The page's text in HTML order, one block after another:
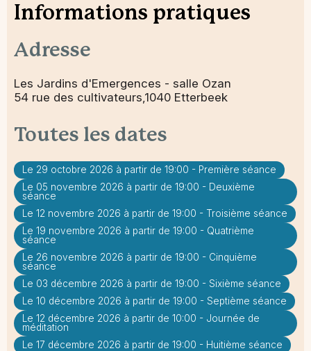
Informations pratiques
Adresse
Les Jardins d'Emergences - salle Ozan
54 rue des cultivateurs,1040 Etterbeek
Toutes les dates
Le 29 octobre 2026 à partir de 19:00 - Première séance
Le 05 novembre 2026 à partir de 19:00 - Deuxième
séance
Le 12 novembre 2026 à partir de 19:00 - Troisième séance
Le 19 novembre 2026 à partir de 19:00 - Quatrième
séance
Le 26 novembre 2026 à partir de 19:00 - Cinquième
séance
Le 03 décembre 2026 à partir de 19:00 - Sixième séance
Le 10 décembre 2026 à partir de 19:00 - Septième séance
Le 12 décembre 2026 à partir de 10:00 - Journée de
méditation
Le 17 décembre 2026 à partir de 19:00 - Huitième séance